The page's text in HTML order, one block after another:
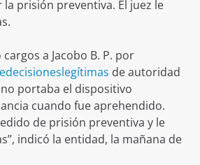
la prisión preventiva. El juez le
a Jacobo B. P. por
de autoridad
portaba el dispositivo
cuando fue aprehendido.
de prisión preventiva y le
indicó la entidad, la mañana de